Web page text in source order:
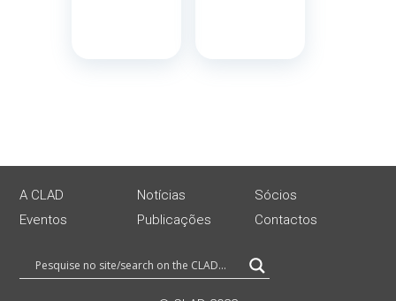
A CLAD Notícias
Sócios
Eventos
Publicações Contactos